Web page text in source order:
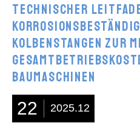
Technischer
Kolbenstangen zur
Baumaschinen
22 2025.12